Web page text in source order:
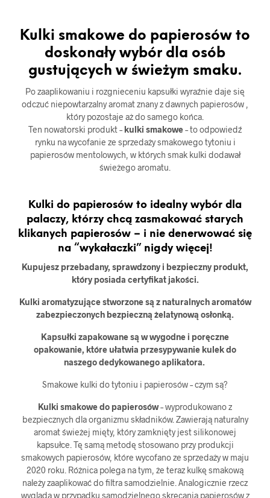
Kulki smakowe do papierosów to
doskonały wybór dla osób
gustujących w świeżym smaku.
Po zaaplikowaniu i rozgnieceniu kapsułki wyraźnie daje się
odczuć niepowtarzalny aromat znany z dawnych papierosów ,
który pozostaje aż do samego końca.
Ten nowatorski produkt – kulki smakowe– to odpowiedź
rynku na wycofanie ze sprzedaży smakowego tytoniu i
papierosów mentolowych, w których smak kulki dodawał
świeżego aromatu.
Kulki do papierosów to idealny wybór dla
palaczy, którzy chcą zasmakować starych
klikanych papierosów – i nie denerwować się
na “wykałaczki” nigdy więcej!
Kupujesz przebadany, sprawdzony i bezpieczny produkt,
który posiada certyfikat jakości.
Kulki aromatyzujące stworzone są z naturalnych aromatów
zabezpieczonych bezpieczną żelatynową osłonką.
Kapsułki zapakowane są w wygodne i poręczne
opakowanie, które ułatwia przesypywanie kulek do
naszego dedykowanego aplikatora.
Smakowe kulki do tytoniu i papierosów – czym są?
Kulki smakowe do papierosów– wyprodukowano z
bezpiecznych dla organizmu składników. Zawierają naturalny
aromat świeżej mięty, który zamknięty jest silikonowej
kapsułce. Tę samą metodę stosowano przy produkcji
smakowych papierosów, które wycofano ze sprzedaży w maju
2020 roku. Różnica polega na tym, że teraz kulkę smakową
należy zaaplikować do filtra samodzielnie. Analogicznie rzecz
wygląda w przypadku samodzielnego skręcania papierosów z